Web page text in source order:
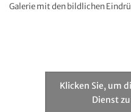
Galerie mit den bildlichen
Klicken Sie, um
Dienst